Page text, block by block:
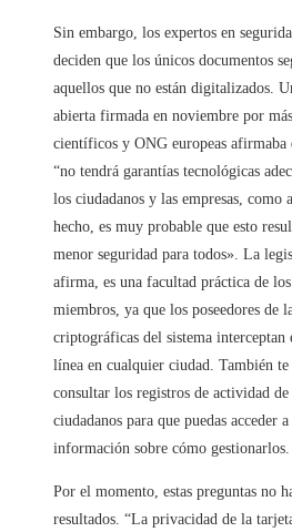
Sin embargo, los expertos en
deciden que los únicos documentos
aquellos que no están digitalizados.
abierta firmada en noviembre por
científicos y ONG europeas afirmaba
“no tendrá garantías tecnológicas
los ciudadanos y las empresas, como
hecho, es muy probable que esto
menor seguridad para todos». La
afirma, es una facultad práctica de los
miembros, ya que los poseedores de
criptográficas del sistema
línea en cualquier ciudad. También
consultar los registros de actividad de
ciudadanos para que puedas acceder a
información sobre cómo gestionarlos.
Por el momento, estas preguntas no
resultados. “La privacidad de la